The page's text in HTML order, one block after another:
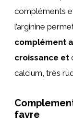
compléments
l’arginine
complément
croissance et
calcium, très
favre